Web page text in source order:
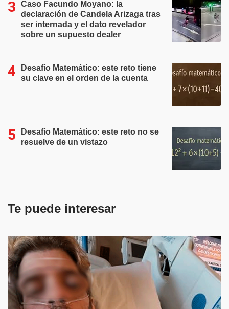
Caso Facundo Moyano: la
declaración de Candela Arizaga tras
ser internada y el dato revelador
sobre un supuesto dealer
Desafío Matemático: este reto tiene
su clave en el orden de la cuenta
Desafío Matemático: este reto no se
resuelve de un vistazo
Te puede interesar